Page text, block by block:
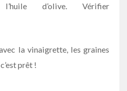
d’olive. Vérifier
la vinaigrette, les graines
prêt !